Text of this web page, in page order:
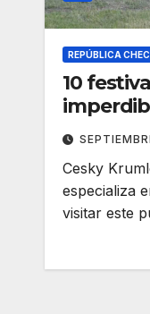
REPÚBLICA
10
Cesky
especializa
visitar este